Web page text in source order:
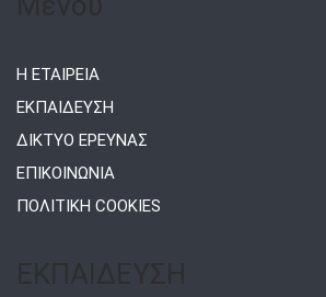
Η ΕΤΑΙΡΕΙΑ
ΕΚΠΑΙΔΕΥΣΗ
ΔΙΚΤΥΟ ΕΡΕΥΝΑΣ
ΕΠΙΚΟΙΝΩΝΙΑ
ΠΟΛΙΤΙΚΗ COOKIES